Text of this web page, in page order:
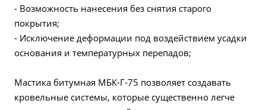
- Возможность нанесения без снятия старого
покрытия;
- Исключение деформации под воздействием усадки
основания и температурных перепадов;
Мастика битумная МБК-Г-75 позволяет создавать
кровельные системы, которые существенно легче